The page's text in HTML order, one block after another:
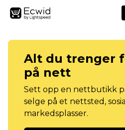
Alt du trenger
på nett
Sett opp en nettbutikk
selge på et nettsted,
markedsplasser.